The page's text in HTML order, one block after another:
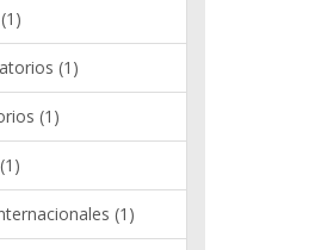
(1)
(1)
(1)